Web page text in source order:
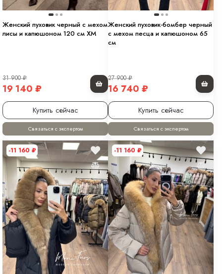
Женский пуховик черный с мехом
лисы и капюшоном 120 см XM
31 900₽
19 140 ₽
Купить сейчас
Связаться с экспертом
Женский пуховик-бомбер черный
с мехом песца и капюшоном 65
см
27 900₽
16 740 ₽
Купить сейчас
Связаться с экспертом
-11 160 ₽ -11 160 ₽